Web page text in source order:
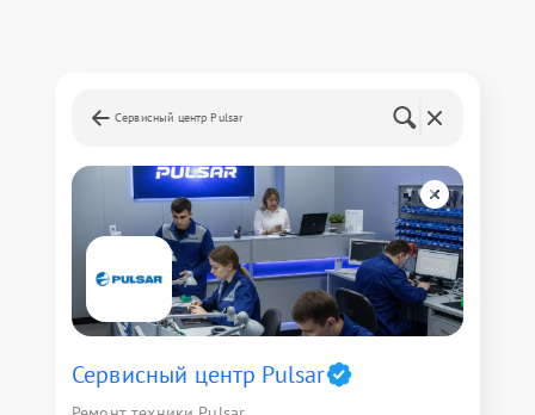
Сервисный центр Pulsar
Сервисный центр Pulsar